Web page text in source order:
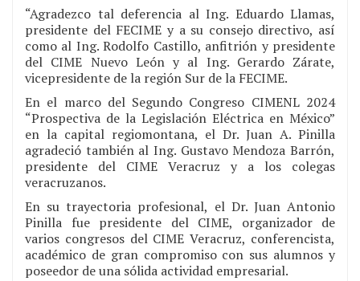
“Agradezco tal deferencia al Ing. Eduardo Llamas,
presidente del FECIME y a su consejo directivo, así
como al Ing. Rodolfo Castillo, anfitrión y presidente
del CIME Nuevo León y al Ing. Gerardo Zárate,
vicepresidente de la región Sur de la FECIME.
En el marco del Segundo Congreso CIMENL 2024
“Prospectiva de la Legislación Eléctrica en México”
en la capital regiomontana, el Dr. Juan A. Pinilla
agradeció también al Ing. Gustavo Mendoza Barrón,
presidente del CIME Veracruz y a los colegas
veracruzanos.
En su trayectoria profesional, el Dr. Juan Antonio
Pinilla fue presidente del CIME, organizador de
varios congresos del CIME Veracruz, conferencista,
académico de gran compromiso con sus alumnos y
poseedor de una sólida actividad empresarial.